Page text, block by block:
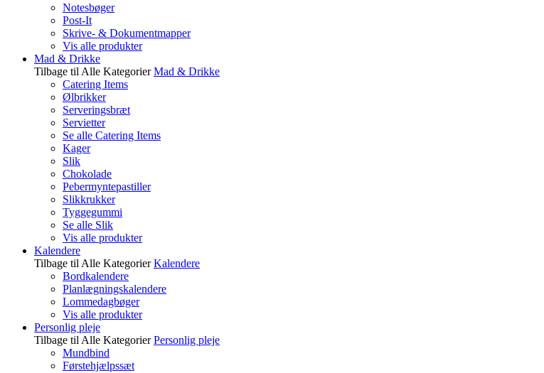
Notesbøger
Post-It
Skrive- & Dokumentmapper
Vis alle produkter
Mad & Drikke
Tilbage til Alle Kategorier Mad & Drikke
Catering Items
Ølbrikker
Serveringsbræt
Servietter
Se alle Catering Items
Kager
Slik
Chokolade
Pebermyntepastiller
Slikkrukker
Tyggegummi
Se alle Slik
Vis alle produkter
Kalendere
Tilbage til Alle Kategorier Kalendere
Bordkalendere
Planlægningskalendere
Lommedagbøger
Vis alle produkter
Personlig pleje
Tilbage til Alle Kategorier Personlig pleje
Mundbind
Førstehjælpssæt